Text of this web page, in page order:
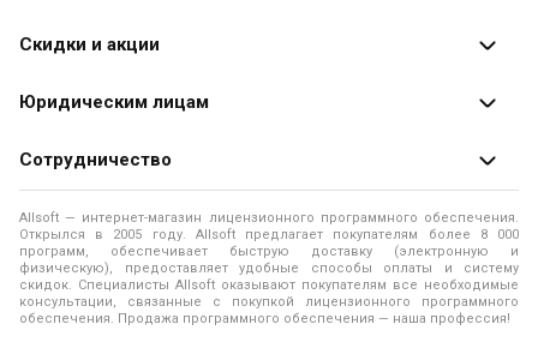
Оплата заказов
Доставка заказа
Помощь
Правила продажи
Политика использования файлов Cookie
Скидки и акции
Специальные
Юридическим лицам
Продажа программ юридическим лицам
О лицензировании программного обеспечения
Программы для компьютера
Контакты
Сотрудничество
О магазине
Адреса и телефоны
Новости
Allsoft — интернет-магазин лицензионного программного обеспечения.
Открылся в 2005 году. Allsoft предлагает покупателям более 8 000
программ, обеспечивает быструю доставку (электронную и
физическую), предоставляет удобные способы оплаты и систему
скидок. Специалисты Allsoft оказывают покупателям все необходимые
консультации, связанные с покупкой лицензионного программного
обеспечения. Продажа программного обеспечения — наша профессия!